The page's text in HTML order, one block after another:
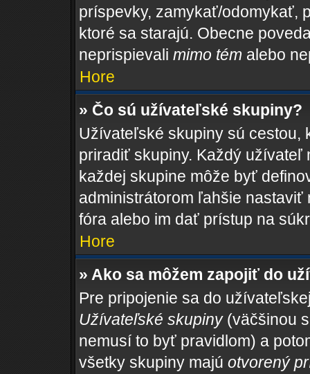
príspevky, zamykať/odomykať,
ktoré sa starajú. Obecne
neprispievali mimo tém alebo
Hore
» Čo sú užívateľské skupiny?
Užívateľské skupiny sú cestou,
priradiť skupiny. Každý
každej skupine môže byť
administrátorom ľahšie
fóra alebo im dať prístup na
Hore
» Ako sa môžem zapojiť do
Pre pripojenie sa do
Užívateľské skupiny(väčšinou
nemusí to byť pravidlom) a
všetky skupiny majú otvorený